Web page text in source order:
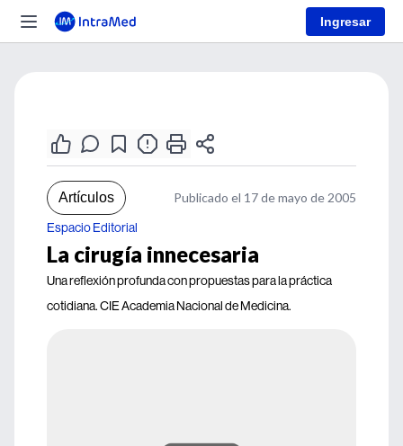
Ingresar
Artículos Publicado el 17 de mayo de 2005
Espacio Editorial
La cirugía innecesaria
Una reflexión profunda con propuestas para la práctica
cotidiana. CIE Academia Nacional de Medicina.